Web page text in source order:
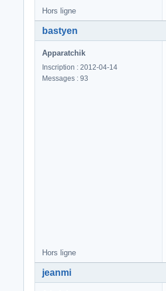
Hors ligne
bastyen
Apparatchik
Inscription : 2012-04-14
Messages : 93
Hors ligne
jeanmi